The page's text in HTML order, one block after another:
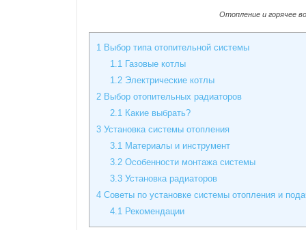
Отопление и горячее
1 Выбор типа отопительной системы
1.1 Газовые котлы
1.2Электрические котлы
2 Выбор отопительных радиаторов
2.1 Какие выбрать?
3 Установка системы отопления
3.1 Материалы и инструмент
3.2Особенности монтажа системы
3.3Установка радиаторов
4 Советы по установке системы отопления и
4.1 Рекомендации